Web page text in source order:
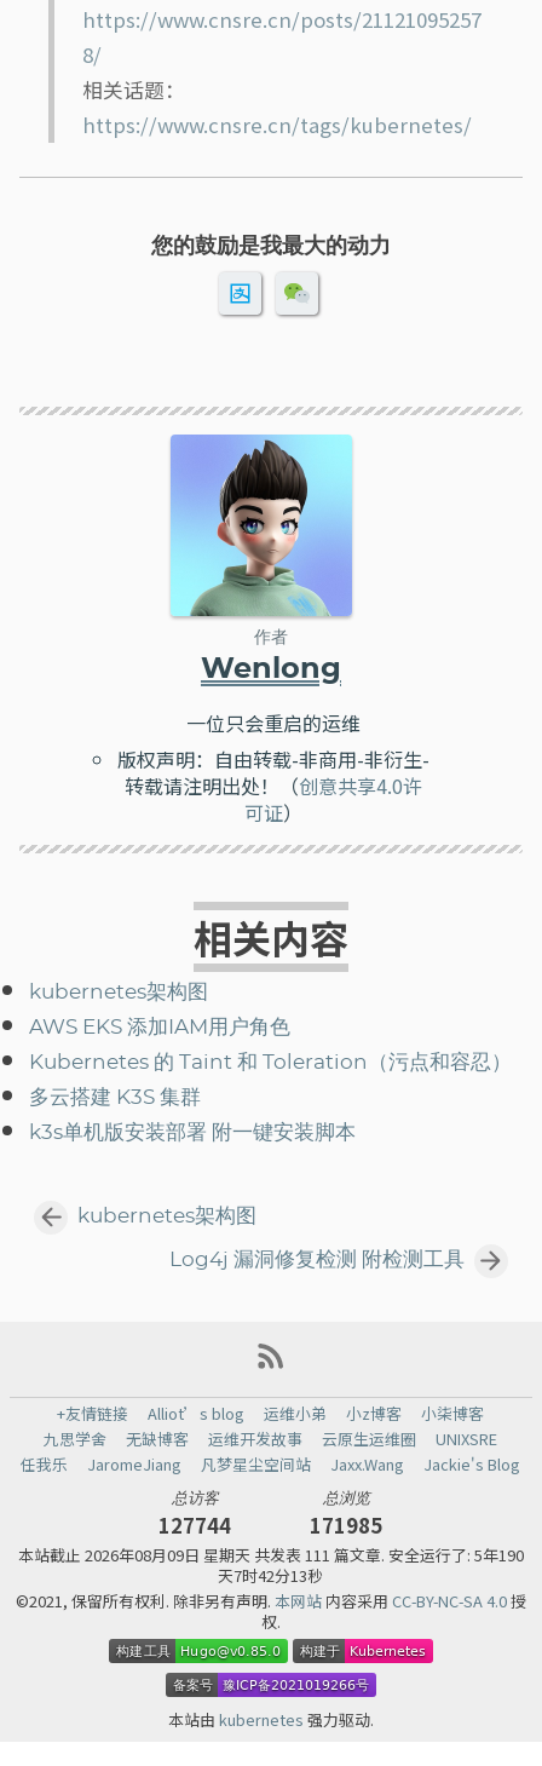
https://www.cnsre.cn/posts/21121095257
8/
相关话题：
https://www.cnsre.cn/tags/kubernetes/
您的鼓励是我最大的动力
作者
Wenlong
一位只会重启的运维
版权声明：自由转载-非商用-非衍生-
转载请注明出处！（创意共享4.0许
可证）
相关内容
kubernetes架构图
AWS EKS 添加IAM用户角色
Kubernetes 的 Taint 和 Toleration（污点和容忍）
多云搭建 K3S 集群
k3s单机版安装部署 附一键安装脚本
kubernetes架构图
Log4j 漏洞修复检测 附检测工具
+友情链接 Alliot’s blog 运维小弟 小z博客
小柒博客
九思学舍
无缺博客 运维开发故事 云原生运维圈
UNIXSRE
任我乐
JaromeJiang 凡梦星尘空间站 Jaxx.Wang Jackie's Blog
总访客
127744
总浏览
171985
本站截止 2026年08月09日 星期天 共发表 111 篇文章. 安全运行了: 5年190
天7时42分14秒
©2021, 保留所有权利. 除非另有声明. 本网站 内容采用 CC-BY-NC-SA 4.0授
权.
本站由 kubernetes 强力驱动.